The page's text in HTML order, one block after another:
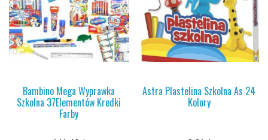
Bambino Mega Wyprawka
Szkolna 37Elementów Kredki
Farby
Astra Plastelina Szkolna As 24
Kolory